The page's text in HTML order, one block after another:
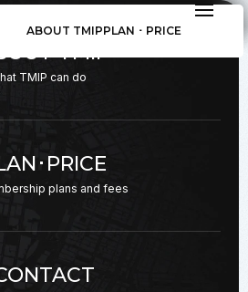
ABOUT TMIPPLAN ･ PRICE
TMIP
TMIP can do
･PRICE
plans and fees